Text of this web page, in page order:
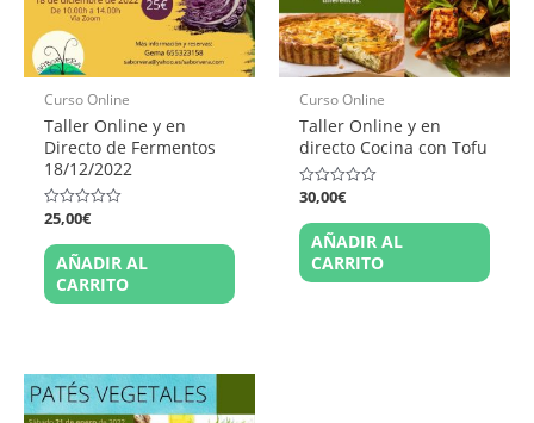
Curso Online
Taller Online y en
Directo de Fermentos
18/12/2022
Valorado
0
de
25,00€
AÑADIR AL
CARRITO
Curso Online
Taller Online y en
directo Cocina con Tofu
Valorado
0
de
30,00€
AÑADIR AL
CARRITO